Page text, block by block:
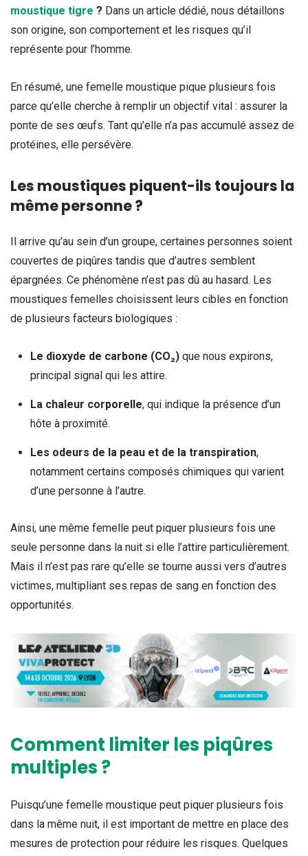
moustique tigre ? Dans un article dédié, nous détaillons
son origine, son comportement et les risques qu’il
représente pour l’homme.
En résumé, une femelle moustique pique plusieurs fois
parce qu’elle cherche à remplir un objectif vital : assurer la
ponte de ses œufs. Tant qu’elle n’a pas accumulé assez de
protéines, elle persévère.
Les moustiques piquent-ils toujours la
même personne ?
Il arrive qu’au sein d’un groupe, certaines personnes soient
couvertes de piqûres tandis que d’autres semblent
épargnées. Ce phénomène n’est pas dû au hasard. Les
moustiques femelles choisissent leurs cibles en fonction
de plusieurs facteurs biologiques :
Le dioxyde de carbone (CO₂)que nous expirons,
principal signal qui les attire.
La chaleur corporelle, qui indique la présence d’un
hôte à proximité.
Les odeurs de la peau et de la transpiration,
notamment certains composés chimiques qui varient
d’une personne à l’autre.
Ainsi, une même femelle peut piquer plusieurs fois une
seule personne dans la nuit si elle l’attire particulièrement.
Mais il n’est pas rare qu’elle se tourne aussi vers d’autres
victimes, multipliant ses repas de sang en fonction des
opportunités.
Comment limiter les piqûres
multiples ?
Puisqu’une femelle moustique peut piquer plusieurs fois
dans la même nuit, il est important de mettre en place des
mesures de protection pour réduire les risques. Quelques